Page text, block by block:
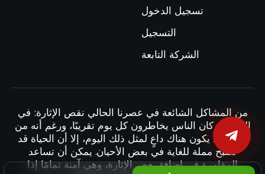
تسجيل الدخول
التسجيل
الشركة التابعة
من المشاكل الشائعة في عصرنا الحالي نقص الإثارة: في
الماضي، كان الناس يخاطرون كل يوم تقريبًا، ورغم أنه من
الرائع ألا يكون هناك داعٍ لمثل ذلك اليوم، إلا أن الحياة قد
تصبح مملة للغاية في بعض الأحيان. يمكن أن تساعد
المقامرة في إضافة بعض الإثارة، وهي آمنة تمامًا إذا